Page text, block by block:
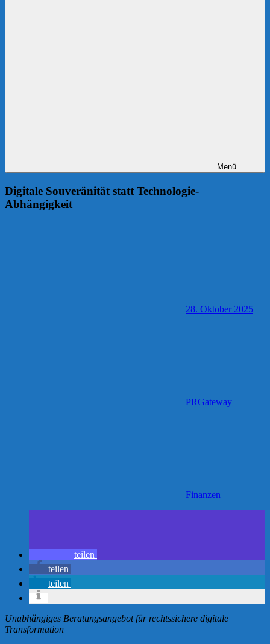
Menü
Digitale Souveränität statt Technologie-
Abhängigkeit
28. Oktober 2025
PRGateway
Finanzen
teilen
teilen
teilen
Unabhängiges Beratungsangebot für rechtssichere digitale
Transformation